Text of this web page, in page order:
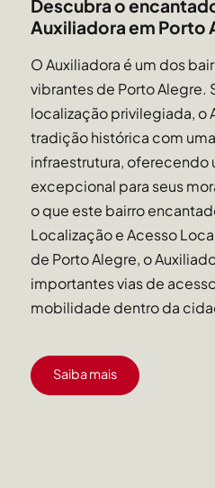
Descubra o
Auxiliadora em Porto
O Auxiliadora é um dos
vibrantes de Porto Alegre.
localização privilegiada, o
tradição histórica com
infraestrutura, oferecendo
excepcional para seus
o que este bairro
Localização e Acesso
de Porto Alegre, o
importantes vias de
mobilidade dentro da
Saiba mais